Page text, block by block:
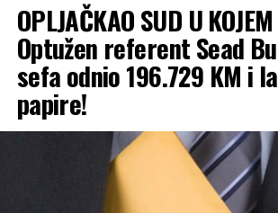
OPLJAČKAO SUD U
Optužen referent Sead
sefa odnio 196.729 KM i
papire!